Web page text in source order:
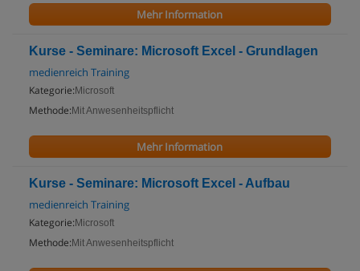
Mehr Information
Kurse - Seminare: Microsoft Excel - Grundlagen
medienreich Training
Kategorie: Microsoft
Methode: Mit Anwesenheitspflicht
Mehr Information
Kurse - Seminare: Microsoft Excel - Aufbau
medienreich Training
Kategorie: Microsoft
Methode: Mit Anwesenheitspflicht